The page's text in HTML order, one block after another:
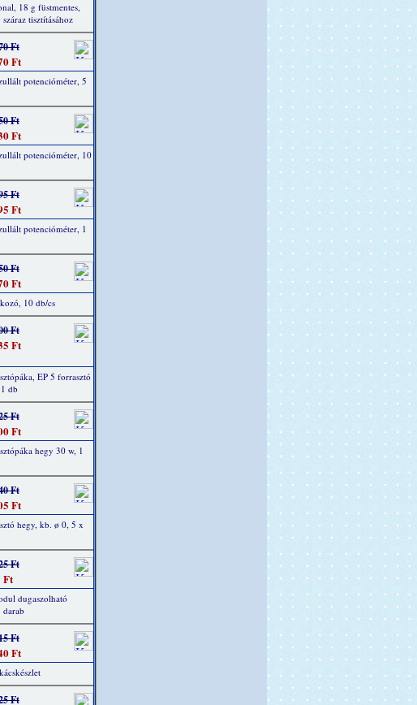
18 g füstmentes,
tisztításához
Ft
Ft
potencióméter, 5
Ft
Ft
potencióméter, 10
Ft
Ft
potencióméter, 1
Ft
Ft
10 db/cs
Ft
Ft
EP 5 forrasztó
db
Ft
Ft
hegy 30 w, 1
Ft
Ft
hegy, kb. ø 0, 5 x
Ft
Ft
dugaszolható
Ft
Ft
Ft